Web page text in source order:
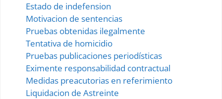
Embargo Inmobiliario Abreviado
Embargo Inmobiliario Ordinario
Embargo de Objetos Falsificados
Embargo en Reinvindicacion
Embargo Retentivo
Estado de indefension
Motivacion de sentencias
Pruebas obtenidas ilegalmente
Tentativa de homicidio
Pruebas publicaciones periodísticas
Eximente responsabilidad contractual
Medidas preacutorias en referimiento
Liquidacion de Astreinte